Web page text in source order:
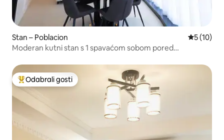
Stan – Poblacion Prosječna
5 (10)
Moderan kutni stan s 1 spavaćom sobom pored
Među najviše rangiranima s oznakom „Odabrali gosti”
Odabrali gosti